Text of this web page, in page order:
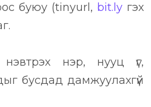
буюу (tinyurl, bit.ly гэх
нэр, нууц үг,
бусдад дамжуулахгүй